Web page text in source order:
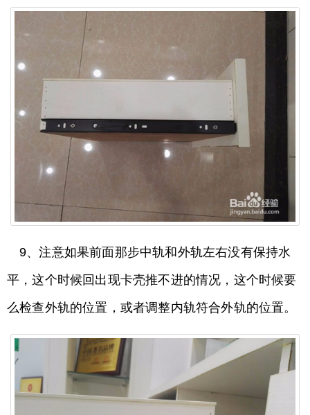
9、注意如果前面那步中轨和外轨左右没有保持水
平，这个时候回出现卡壳推不进的情况，这个时候要
么检查外轨的位置，或者调整内轨符合外轨的位置。